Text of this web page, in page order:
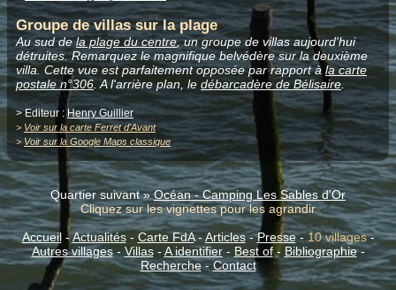
Groupe de villas sur la plage
Au sud dela plage du centre, un groupe de villas aujourd'hui
détruites. Remarquez le magnifique belvédère sur la deuxième
villa. Cette vue est parfaitement opposée par rapport à la carte
postale n°306. A l'arrière plan, le débarcadère de Bélisaire.
> Editeur : Henry Guillier
> Voir sur la carte Ferret d'Avant
> Voir sur la Google Maps classique
Quartier suivant »Océan - Camping Les Sables d'Or
Cliquez sur les vignettes pour les agrandir
Accueil-Actualités- Carte FdA-Articles-Presse-10 villages-
Autres villages- Villas- A identifier- Best of- Bibliographie-
Recherche-Contact